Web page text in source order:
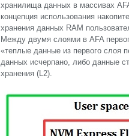
хранилища данных в массивах
концепция использования
хранения данных RAM
Между двумя слоями в AFA
«теплые данные из первого слоя
данных исчерпано, либо данные
хранения (L2).